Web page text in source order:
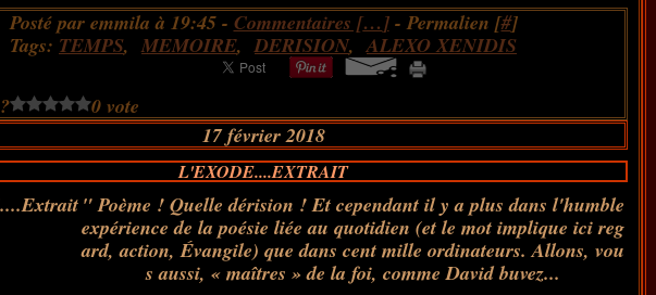
Posté par emmila à 19:45 - Commentaires […]- Permalien [#]
Tags: TEMPS, MEMOIRE,DERISION,ALEXO XENIDIS
0 vote
17 février 2018
L'EXODE....EXTRAIT
" Poème ! Quelle dérision ! Et cependant il y a plus dans l'humble
expérience de la poésie liée au quotidien (et le mot implique ici reg
ard, action, Évangile) que dans cent mille ordinateurs. Allons, vou
s aussi, « maîtres » de la foi, comme David buvez...